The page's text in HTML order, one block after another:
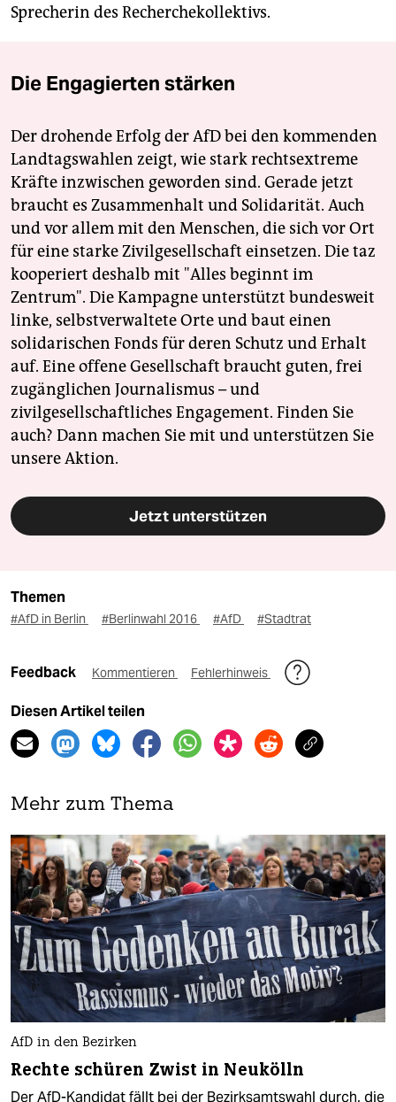
Sprecherin des Recherchekollektivs.
Die Engagierten stärken
Der drohende Erfolg der AfD bei den kommenden
Landtagswahlen zeigt, wie stark rechtsextreme
Kräfte inzwischen geworden sind. Gerade jetzt
braucht es Zusammenhalt und Solidarität. Auch
und vor allem mit den Menschen, die sich vor Ort
für eine starke Zivilgesellschaft einsetzen. Die taz
kooperiert deshalb mit "Alles beginnt im
Zentrum". Die Kampagne unterstützt bundesweit
linke, selbstverwaltete Orte und baut einen
solidarischen Fonds für deren Schutz und Erhalt
auf. Eine offene Gesellschaft braucht guten, frei
zugänglichen Journalismus – und
zivilgesellschaftliches Engagement. Finden Sie
auch? Dann machen Sie mit und unterstützen Sie
unsere Aktion.
Jetzt unterstützen
Themen
#AfD in Berlin #Berlinwahl 2016 #AfD #Stadtrat
Feedback Kommentieren Fehlerhinweis
Diesen Artikel teilen
Mehr zum Thema
AfD in den Bezirken
Rechte schüren Zwist in Neukölln
Der AfD-Kandidat fällt bei der Bezirksamtswahl durch, die